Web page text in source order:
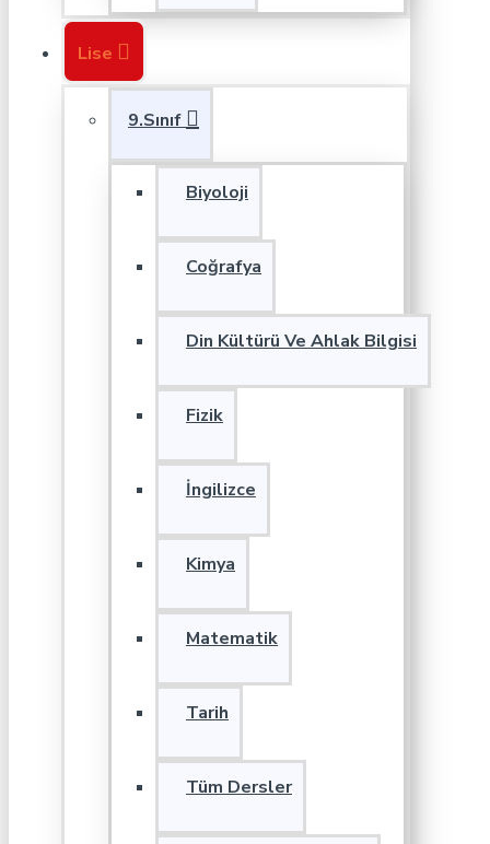
Lise
9.Sınıf
Biyoloji
Coğrafya
Din Kültürü Ve Ahlak Bilgisi
Fizik
İngilizce
Kimya
Matematik
Tarih
Tüm Dersler